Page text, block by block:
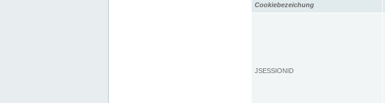
Cookiebezeichung
JSESSIONID